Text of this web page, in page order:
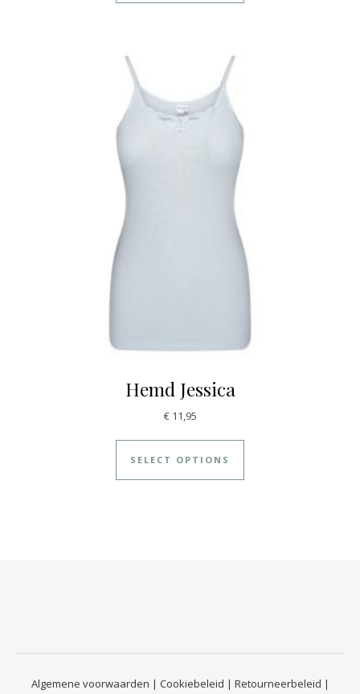
Hemd Jessica
€11,95
SELECT OPTIONS
Algemene voorwaarden | Cookiebeleid | Retourneerbeleid |